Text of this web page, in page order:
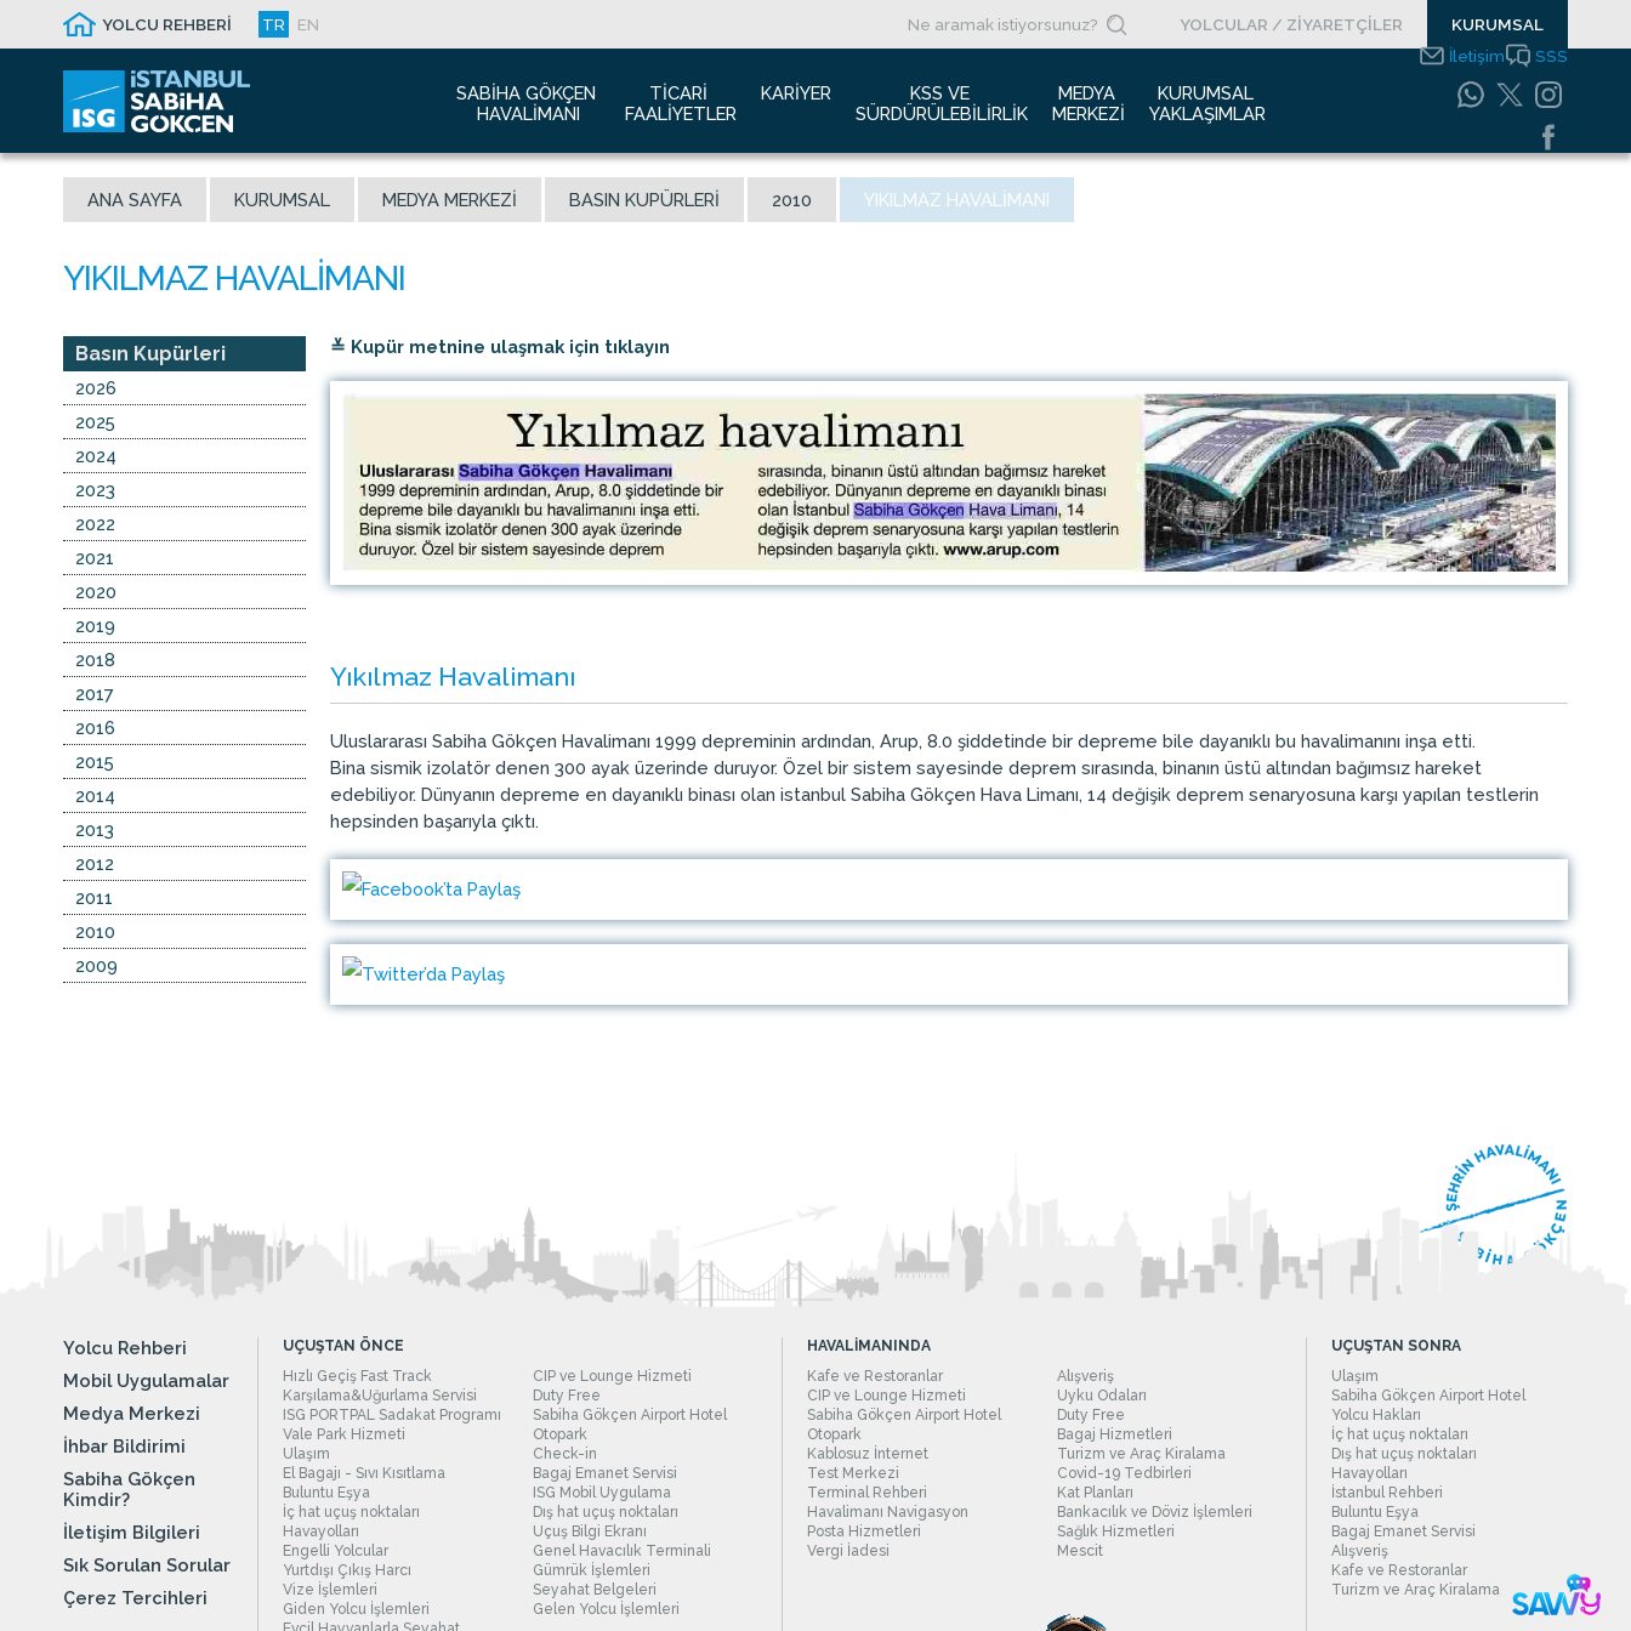
YOLCU REHBERİ TR EN YOLCULAR / ZİYARETÇİLER KURUMSAL
SABIHA GÖKÇEN
HAVALIMANI
Hakkımızda
Havalimanı Trafik Raporu
İletişim Bilgileri
Sabiha Gökçen Kimdir?
Malaysia Airports Holdings Berhad
TICARI
FAALIYETLER
Havacılık Pazarlama
Reklam Fırsatları
Konferans Salonu
İhale Duyuruları
KARIYER
İnsan Kaynakları Politikası
KSS VE
SÜRDÜRÜLEBILIRLIK
Yeşil Havaalanı Projesi
Engelsiz Havaalanı
MEDYA
MERKEZI
KURUMSAL
YAKLAŞIMLAR
Bilgi Toplumu
Hizmetleri
Enerji Yönetim Sistemi
Politikası
İletişim SSS
ANA SAYFA KURUMSAL MEDYA MERKEZI BASIN KUPÜRLERI 2010 YIKILMAZ HAVALIMANI
≚ Kupür metnine ulaşmak için tıklayın
Yıkılmaz Havalimanı
Uluslararası Sabiha Gökçen Havalimanı 1999 depreminin ardından, Arup, 8.0 şiddetinde bir depreme bile dayanıklı bu havalimanını inşa etti.
Bina sismik izolatör denen 300 ayak üzerinde duruyor. Özel bir sistem sayesinde deprem sırasında, binanın üstü altından bağımsız hareket
edebiliyor. Dünyanın depreme en dayanıklı binası olan istanbul Sabiha Gökçen Hava Limanı, 14 değişik deprem senaryosuna karşı yapılan testlerin
hepsinden başarıyla çıktı.
Basın Kupürleri
2026
2025
2024
2023
2022
2021
2020
2019
2018
2017
2016
2015
2014
2013
2012
2011
2010
2009
Yolcu Rehberi
Mobil Uygulamalar
Medya Merkezi
İhbar Bildirimi
Sabiha Gökçen
Kimdir?
İletişim Bilgileri
Sık Sorulan Sorular
Çerez Tercihleri
UÇUŞTAN ÖNCE
Hızlı Geçiş Fast Track
CIP ve Lounge Hizmeti
Karşılama&Uğurlama Servisi
Duty Free
ISG PORTPAL Sadakat Programı
Sabiha Gökçen Airport Hotel
Vale Park Hizmeti
Otopark
Ulaşım
Check-in
El Bagajı - Sıvı Kısıtlama
Bagaj Emanet Servisi
Buluntu Eşya
ISG Mobil Uygulama
İç hat uçuş noktaları
Dış hat uçuş noktaları
Havayolları
Uçuş Bilgi Ekranı
Engelli Yolcular
Genel Havacılık Terminali
Yurtdışı Çıkış Harcı
Gümrük İşlemleri
Vize İşlemleri
Seyahat Belgeleri
Giden Yolcu İşlemleri
Gelen Yolcu İşlemleri
HAVALİMANINDA
Kafe ve Restoranlar
Alışveriş
CIP ve Lounge Hizmeti
Uyku Odaları
Sabiha Gökçen Airport Hotel
Duty Free
Otopark
Bagaj Hizmetleri
Kablosuz İnternet
Turizm ve Araç Kiralama
Test Merkezi
Covid-19 Tedbirleri
Terminal Rehberi
Kat Planları
Havalimanı Navigasyon
Bankacılık ve Döviz İşlemleri
Posta Hizmetleri
Sağlık Hizmetleri
Vergi İadesi
Mescit
UÇUŞTAN SONRA
Ulaşım
Sabiha Gökçen Airport Hotel
Yolcu Hakları
İç hat uçuş noktaları
Dış hat uçuş noktaları
Havayolları
İstanbul Rehberi
Buluntu Eşya
Bagaj Emanet Servisi
Alışveriş
Kafe ve Restoranlar
Turizm ve Araç Kiralama